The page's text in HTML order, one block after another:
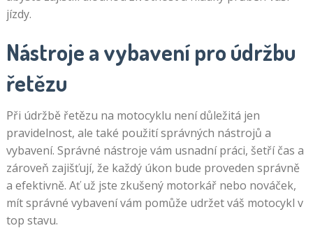
jízdy.
Nástroje a vybavení pro údržbu
řetězu
Při údržbě řetězu na motocyklu není důležitá jen
pravidelnost, ale také použití správných nástrojů a
vybavení. Správné nástroje vám usnadní práci, šetří čas a
zároveň zajišťují, že každý úkon bude proveden správně
a efektivně. Ať už jste zkušený motorkář nebo nováček,
mít správné vybavení vám pomůže udržet váš motocykl v
top stavu.